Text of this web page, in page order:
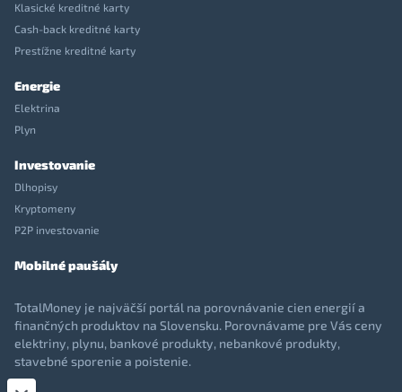
Klasické kreditné karty
Cash-back kreditné karty
Prestížne kreditné karty
Energie
Elektrina
Plyn
Investovanie
Dlhopisy
Kryptomeny
P2P investovanie
Mobilné paušály
TotalMoney je najväčší portál na porovnávanie cien energií a
finančných produktov na Slovensku. Porovnávame pre Vás ceny
elektriny, plynu, bankové produkty, nebankové produkty,
stavebné sporenie a poistenie.